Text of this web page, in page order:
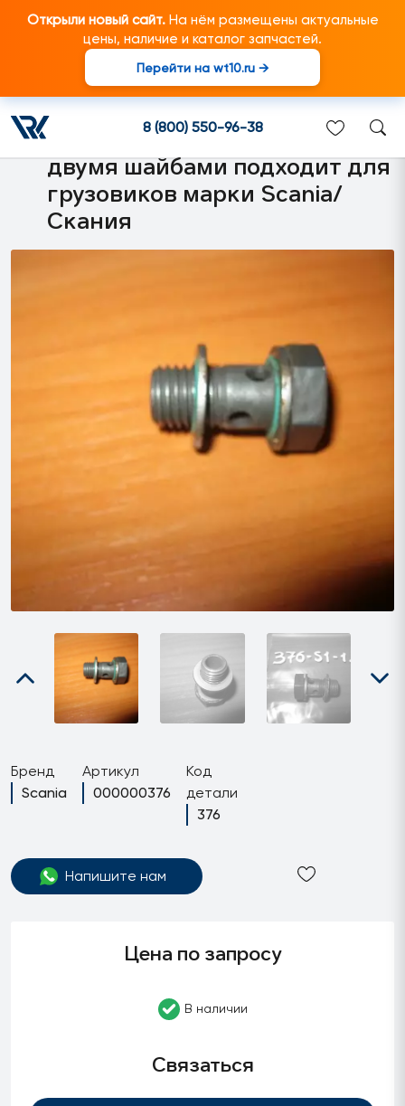
Открыли новый сайт.На нём размещены актуальные
цены, наличие и каталог запчастей.
Перейти на wt10.ru →
8 (800) 550-96-38
000000376 M12*25*25 Полый
болт трубки привода
тормоза-замедлителя с
двумя шайбами подходит для
грузовиков марки Scania/
Скания
Бренд
Scania
Артикул
000000376
Код
детали
376
Напишите нам
Цена по запросу
В наличии
Связаться